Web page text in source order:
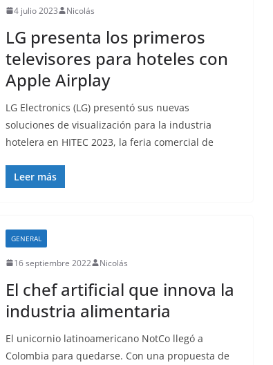
4 julio 2023 Nicolás
LG presenta los primeros
televisores para hoteles con
Apple Airplay
LG Electronics (LG) presentó sus nuevas
soluciones de visualización para la industria
hotelera en HITEC 2023, la feria comercial de
Leer más
GENERAL
16 septiembre 2022 Nicolás
El chef artificial que innova la
industria alimentaria
El unicornio latinoamericano NotCo llegó a
Colombia para quedarse. Con una propuesta de